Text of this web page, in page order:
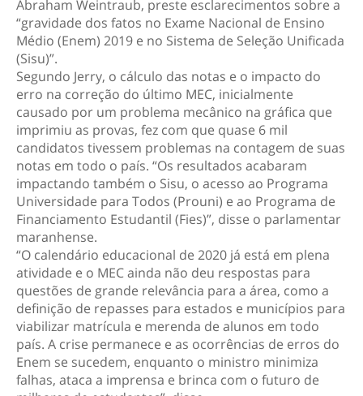
Abraham Weintraub, preste esclarecimentos sobre a
“gravidade dos fatos no Exame Nacional de Ensino
Médio (Enem) 2019 e no Sistema de Seleção Unificada
(Sisu)”.
Segundo Jerry, o cálculo das notas e o impacto do
erro na correção do último MEC, inicialmente
causado por um problema mecânico na gráfica que
imprimiu as provas, fez com que quase 6 mil
candidatos tivessem problemas na contagem de suas
notas em todo o país. “Os resultados acabaram
impactando também o Sisu, o acesso ao Programa
Universidade para Todos (Prouni) e ao Programa de
Financiamento Estudantil (Fies)”, disse o parlamentar
maranhense.
“O calendário educacional de 2020 já está em plena
atividade e o MEC ainda não deu respostas para
questões de grande relevância para a área, como a
definição de repasses para estados e municípios para
viabilizar matrícula e merenda de alunos em todo
país. A crise permanece e as ocorrências de erros do
Enem se sucedem, enquanto o ministro minimiza
falhas, ataca a imprensa e brinca com o futuro de